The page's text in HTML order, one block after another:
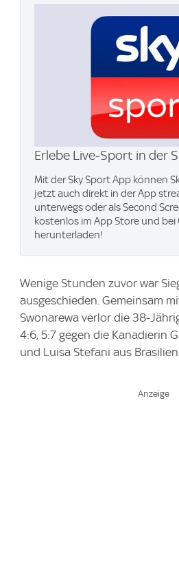
Erlebe Live-Sport in der
Mit der Sky Sport App können
jetzt auch direkt in der App
unterwegs oder als Second
kostenlos im App Store und bei
herunterladen!
Wenige Stunden zuvor war
ausgeschieden. Gemeinsam
Swonarewa verlor die 38-
4:6, 5:7 gegen die Kanadierin
und Luisa Stefani aus